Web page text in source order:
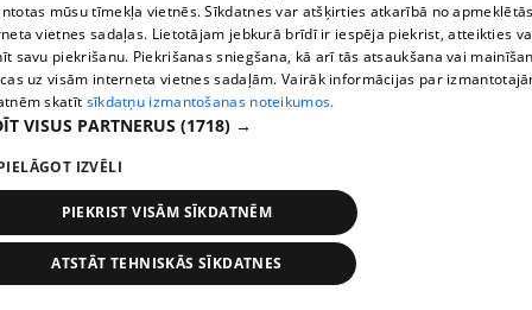
pirms 2 nedēļām, 6 dienām
Draudzene aicina pārvākties Magoni uz Kurzemes
mūsu tīmekļa vietnēs. Sīkdatnes var atšķirties atkarībā no
vietnes sadaļas. Lietotājam jebkurā brīdī ir iespēja piekrist, atteikties
savu piekrišanu. Piekrišanas sniegšana, kā arī tās atsaukšana vai
uz visām interneta vietnes sadaļām. Vairāk informācijas par
skatīt sīkdatņu izmantošanas noteikumos.
VISUS PARTNERUS (1718) →
IZVĒLI
PIEKRIST VISĀM SĪKDATNĒM
ATSTĀT TEHNISKĀS SĪKDATNES